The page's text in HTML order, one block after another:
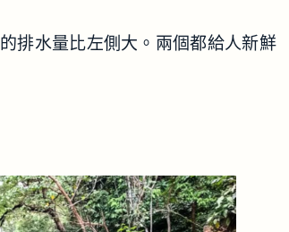
排水量比左側大。兩個都給人新鮮